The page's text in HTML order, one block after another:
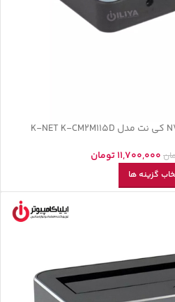
11,700,000تومان
گزینه ها